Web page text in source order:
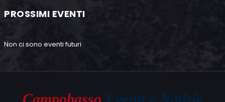
PROSSIMI EVENTI
Non ci sono eventi futuri